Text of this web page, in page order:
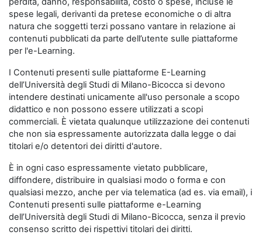
spese legali, derivanti da pretese economiche o di altra
natura che soggetti terzi possano vantare in relazione ai
contenuti pubblicati da parte dell’utente sulle piattaforme
per l'e-Learning.
I Contenuti presenti sulle piattaforme E-Learning
dell’Università degli Studi di Milano-Bicocca si devono
intendere destinati unicamente all'uso personale a scopo
didattico e non possono essere utilizzati a scopi
commerciali. È vietata qualunque utilizzazione dei contenuti
che non sia espressamente autorizzata dalla legge o dai
titolari e/o detentori dei diritti d'autore.
È in ogni caso espressamente vietato pubblicare,
diffondere, distribuire in qualsiasi modo o forma e con
qualsiasi mezzo, anche per via telematica (ad es. via email), i
Contenuti presenti sulle piattaforme e-Learning
dell’Università degli Studi di Milano-Bicocca, senza il previo
consenso scritto dei rispettivi titolari dei diritti.